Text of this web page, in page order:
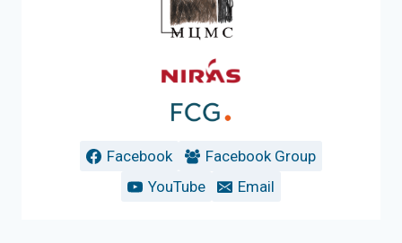
Facebook
Facebook Group
YouTube
Email